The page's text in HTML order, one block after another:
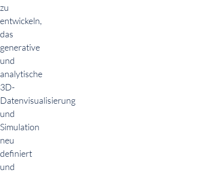
zu
entwickeln,
das
generative
und
analytische
3D-
Datenvisualisierung
und
Simulation
neu
definiert
und